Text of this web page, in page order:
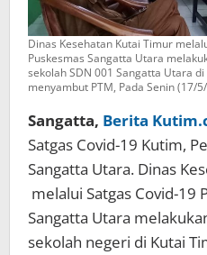
Dinas Kesehatan Kutai Timur
Puskesmas Sangatta Utara
sekolah SDN 001 Sangatta Utara
menyambut PTM, Pada Senin (17/
Sangatta, Berita
Satgas Covid-19 Kutim,
Sangatta Utara. Dinas
melalui Satgas Covid-19
Sangatta Utara
sekolah negeri di Kutai